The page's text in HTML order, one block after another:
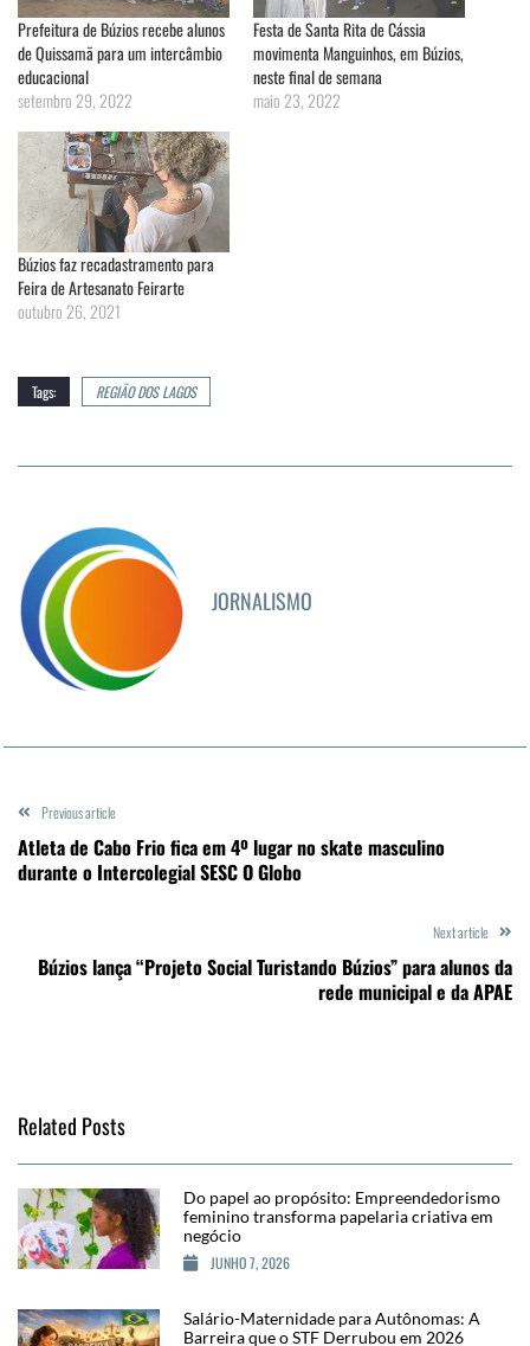
Prefeitura de Búzios recebe alunos
de Quissamã para um intercâmbio
educacional
setembro 29, 2022
Festa de Santa Rita de Cássia
movimenta Manguinhos, em Búzios,
neste final de semana
maio 23, 2022
Búzios faz recadastramento para
Feira de Artesanato Feirarte
outubro 26, 2021
Tags: REGIÃO DOS LAGOS
JORNALISMO
Previous article
Atleta de Cabo Frio fica em 4º lugar no skate masculino
durante o Intercolegial SESC O Globo
Next article
Búzios lança “Projeto Social Turistando Búzios” para alunos da
rede municipal e da APAE
Related Posts
Do papel ao propósito: Empreendedorismo
feminino transforma papelaria criativa em
negócio
JUNHO 7, 2026
Salário-Maternidade para Autônomas: A
Barreira que o STF Derrubou em 2026